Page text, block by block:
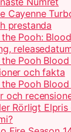
Cayenne
prestanda
Pooh:
Pooh
och fakta
Pooh
och
Rörligt